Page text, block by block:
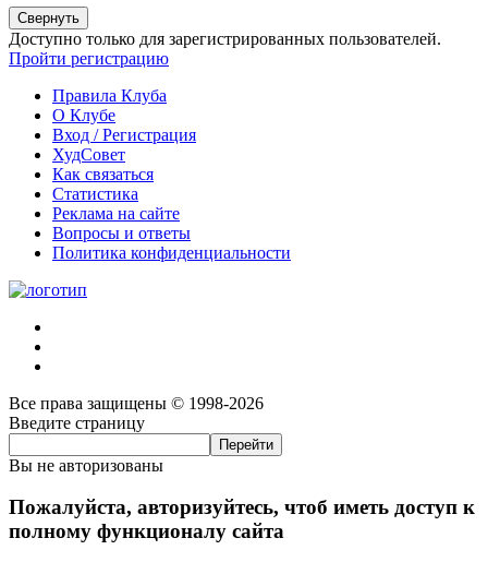
Свернуть
Доступно только для зарегистрированных пользователей.
Пройти регистрацию
Правила Клуба
О Клубе
Вход / Регистрация
ХудСовет
Как связаться
Статистика
Реклама на сайте
Вопросы и ответы
Политика конфиденциальности
Все права защищены © 1998-2026
Введите страницу
Вы не авторизованы
Пожалуйста, авторизуйтесь, чтоб иметь доступ к
полному функционалу сайта